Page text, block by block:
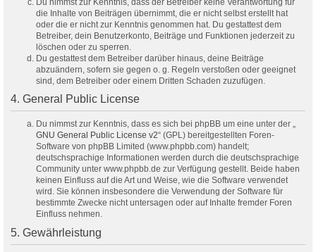
die Inhalte von Beiträgen übernimmt, die er nicht selbst erstellt hat
oder die er nicht zur Kenntnis genommen hat. Du gestattest dem
Betreiber, dein Benutzerkonto, Beiträge und Funktionen jederzeit zu
löschen oder zu sperren.
Du gestattest dem Betreiber darüber hinaus, deine Beiträge
abzuändern, sofern sie gegen o. g. Regeln verstoßen oder geeignet
sind, dem Betreiber oder einem Dritten Schaden zuzufügen.
4. General Public License
Du nimmst zur Kenntnis, dass es sich bei phpBB um eine unter der „
GNU General Public License v2“ (GPL) bereitgestellten Foren-
Software von phpBB Limited (www.phpbb.com) handelt;
deutschsprachige Informationen werden durch die deutschsprachige
Community unter www.phpbb.de zur Verfügung gestellt. Beide haben
keinen Einfluss auf die Art und Weise, wie die Software verwendet
wird. Sie können insbesondere die Verwendung der Software für
bestimmte Zwecke nicht untersagen oder auf Inhalte fremder Foren
Einfluss nehmen.
5. Gewährleistung